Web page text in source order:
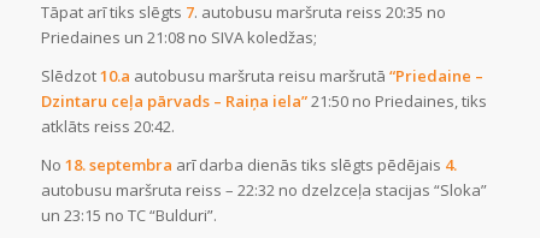
Tāpat arī tiks slēgts 7. autobusu maršruta reiss 20:35 no
Priedaines un 21:08 no SIVA koledžas;
Slēdzot10.a autobusu maršruta reisu maršrutā “Priedaine –
Dzintaru ceļa pārvads – Raiņa iela”21:50 no Priedaines, tiks
atklāts reiss 20:42.
No 18. septembra arī darba dienās tiks slēgts pēdējais 4.
autobusu maršruta reiss – 22:32 no dzelzceļa stacijas “Sloka”
un 23:15 no TC “Bulduri”.